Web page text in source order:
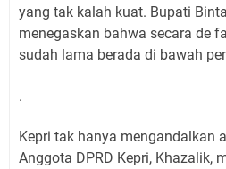
yang tak kalah kuat. Bupati
menegaskan bahwa secara de
sudah lama berada di bawah
.
Kepri tak hanya mengandalkan
Anggota DPRD Kepri, Khazalik,